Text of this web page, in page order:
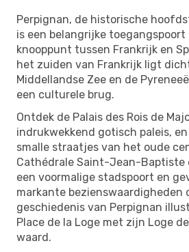
Perpignan, de historische
is een belangrijke
knooppunt tussen Frankrijk en
het zuiden van Frankrijk ligt
Middellandse Zee en de
een culturele brug.
Ontdek de Palais des Rois de
indrukwekkend gotisch paleis,
smalle straatjes van het oude
Cathédrale Saint-Jean-Baptiste
een voormalige stadspoort en
markante bezienswaardigheden
geschiedenis van Perpignan
Place de la Loge met zijn Loge
waard.